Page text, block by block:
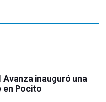
Avanza inauguró una
en Pocito